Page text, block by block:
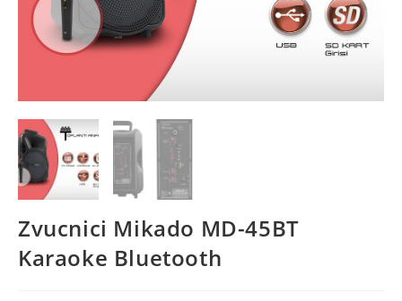
Zvucnici Mikado MD-45BT
Karaoke Bluetooth